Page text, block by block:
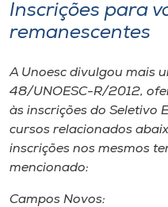
o idioma
A+
A-
Inscrições para
remanescentes
A Unoesc divulgou mais
48/UNOESC-R/2012,
às inscrições do Seletivo
cursos relacionados
inscrições nos mesmos
mencionado:
Campos Novos: